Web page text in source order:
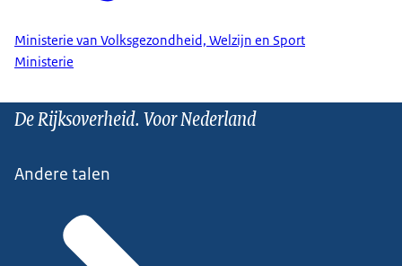
Ministerie van Volksgezondheid, Welzijn en Sport
Ministerie
De Rijksoverheid. Voor Nederland
Andere talen